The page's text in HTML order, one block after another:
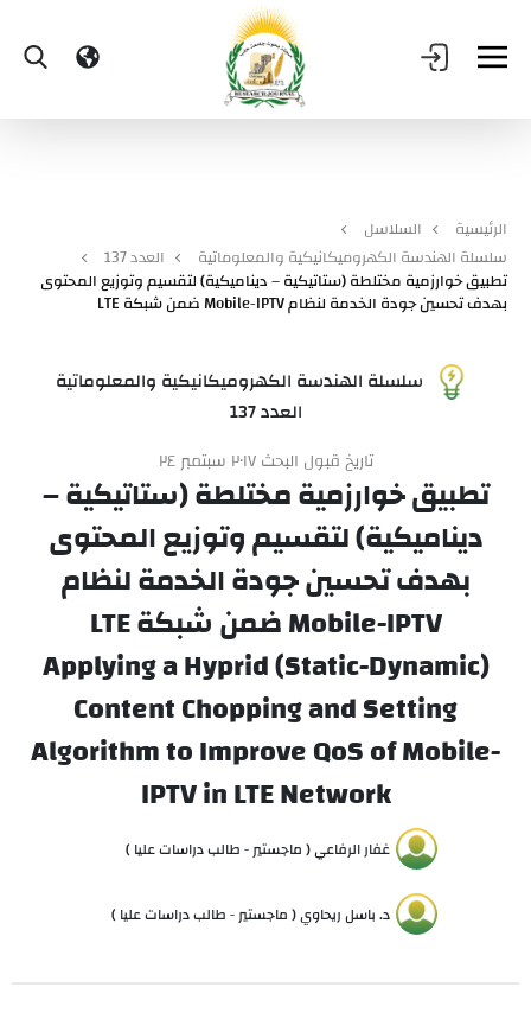
الرئيسية
السلاسل
سلسلة الهندسة الكهروميكانيكية والمعلوماتية
العدد 137
تطبيق خوارزمية مختلطة (ستاتيكية – ديناميكية) لتقسيم وتوزيع المحتوى
بهدف تحسين جودة الخدمة لنظام Mobile-IPTV ضمن شبكة LTE
سلسلة الهندسة الكهروميكانيكية والمعلوماتية
العدد 137
تاريخ قبول البحث ٢٠١٧ سبتمبر ٢٤
تطبيق خوارزمية مختلطة (ستاتيكية –
ديناميكية) لتقسيم وتوزيع المحتوى
بهدف تحسين جودة الخدمة لنظام
Mobile-IPTV ضمن شبكة LTE
Applying a Hyprid (Static-Dynamic)
Content Chopping and Setting
Algorithm to Improve QoS of Mobile-
IPTV in LTE Network
غفار الرفاعي ( ماجستير - طالب دراسات عليا )
د. باسل ريحاوي ( ماجستير - طالب دراسات عليا )